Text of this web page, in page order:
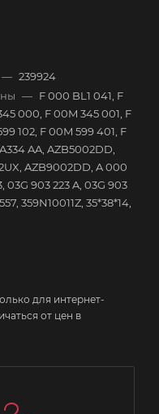
— 239924
— F 000 BL1 041, F
000, F 00M 345 001, F
102, F 00M 599 401, F
AA, AZB5002DD,
AZB9002DD, A 000
03G 903 223 A, 03G 903
359N10011Z, 35*38*14,
для интернет-
от цен в